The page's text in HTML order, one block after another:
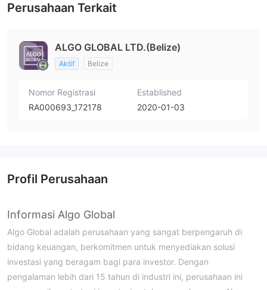
Perusahaan Terkait
ALGO GLOBAL LTD.(Belize)
Aktif Belize
Nomor Registrasi
RA000693_172178
Established
2020-01-03
Profil Perusahaan
Informasi Algo Global
Algo Global adalah perusahaan yang sangat berpengaruh di
bidang keuangan, berkomitmen untuk menyediakan solusi
investasi yang beragam bagi para investor. Dengan
pengalaman lebih dari 15 tahun di industri ini, perusahaan ini